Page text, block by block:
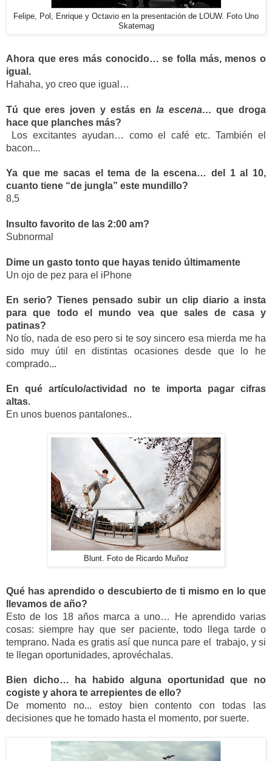
Felipe, Pol, Enrique y Octavio en la presentación de LOUW. Foto Uno
Skatemag
Ahora que eres más conocido… se folla más, menos o
igual.
Hahaha, yo creo que igual…
Tú que eres joven y estás en la escena… que droga
hace que planches más?
Los excitantes ayudan… como el café etc. También el
bacon...
Ya que me sacas el tema de la escena… del 1 al 10,
cuanto tiene “de jungla” este mundillo?
8,5
Insulto favorito de las 2:00 am?
Subnormal
Dime un gasto tonto que hayas tenido últimamente
Un ojo de pez para el iPhone
En serio? Tienes pensado subir un clip diario a insta
para que todo el mundo vea que sales de casa y
patinas?
No tío, nada de eso pero si te soy sincero esa mierda me ha
sido muy útil en distintas ocasiones desde que lo he
comprado...
En qué artículo/actividad no te importa pagar cifras
altas.
En unos buenos pantalones..
Blunt. Foto de Ricardo Muñoz
Qué has aprendido o descubierto de ti mismo en lo que
llevamos de año?
Esto de los 18 años marca a uno… He aprendido varias
cosas: siempre hay que ser paciente, todo llega tarde o
temprano. Nada es gratis así que nunca pare el  trabajo, y si
te llegan oportunidades, aprovéchalas.
Bien dicho… ha habido alguna oportunidad que no
cogiste y ahora te arrepientes de ello?
De momento no... estoy bien contento con todas las
decisiones que he tomado hasta el momento, por suerte.